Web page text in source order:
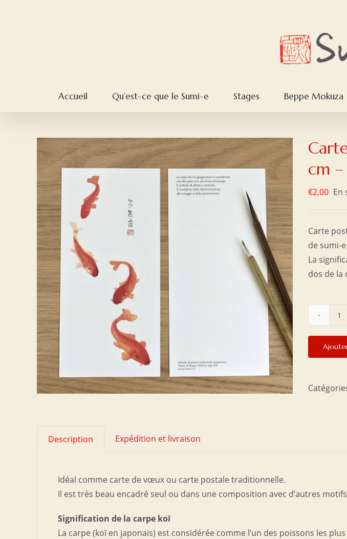
Accueil Qu’est-ce que le Sumi-e Stages Beppe Mokuza
cm
€2,00 En
Carte
de sumi-
La
dos de la
x
Description Expédition et livraison
Idéal comme carte de vœux ou carte postale traditionnelle.
Il est très beau encadré seul ou dans une composition avec d’autres
Signification de la carpe koï
La carpe (koï en japonais) est considérée comme l’un des poissons les